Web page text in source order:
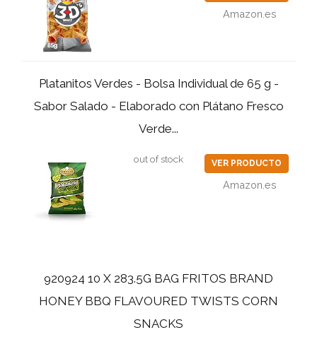
Amazon.es
Platanitos Verdes - Bolsa Individual de 65 g -
Sabor Salado - Elaborado con Plátano Fresco
Verde...
out of stock VER PRODUCTO
Amazon.es
920924 10 X 283.5G BAG FRITOS BRAND
HONEY BBQ FLAVOURED TWISTS CORN
SNACKS